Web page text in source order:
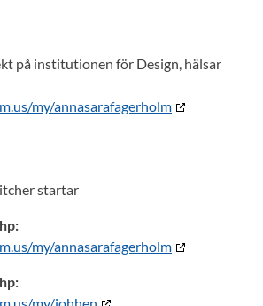
på institutionen för Design, hälsar
my/annasarafagerholm
startar
my/annasarafagerholm